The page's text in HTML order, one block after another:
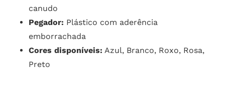
canudo
Pegador: Plástico com aderência
emborrachada
Cores disponíveis: Azul, Branco, Roxo, Rosa,
Preto